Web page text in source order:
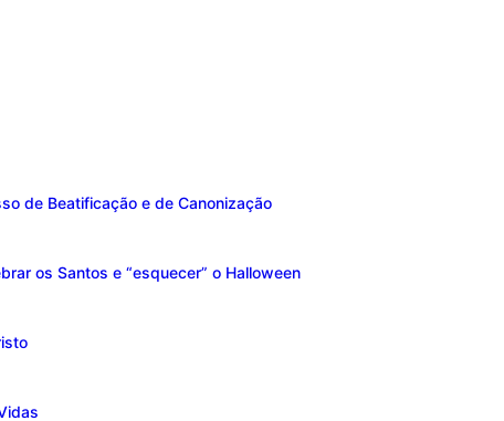
de Beatificação e de Canonização
os Santos e “esquecer” o Halloween